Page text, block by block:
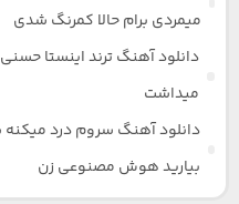
میمردی برام حالا کمرنگ شدی
دانلود آهنگ ترند اینستا
میداشت
دانلود آهنگ سروم درد میکنه
بیارید هوش مصنوعی زن